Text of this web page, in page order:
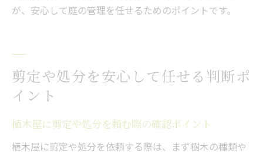
が、安心して庭の管理を任せるためのポイントです。
剪定や処分を安心して任せる判断ポ
イント
植木屋に剪定や処分を頼む際の確認ポイント
植木屋に剪定や処分を依頼する際は、まず樹木の種類や